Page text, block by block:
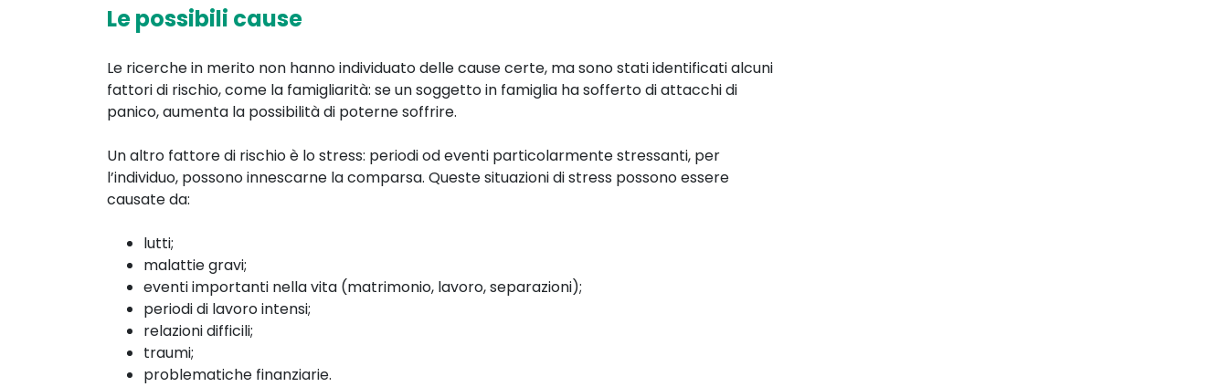
Le possibili cause
Le ricerche in merito non hanno individuato delle cause certe, ma sono stati identificati alcuni
fattori di rischio, come la famigliarità: se un soggetto in famiglia ha sofferto di attacchi di
panico, aumenta la possibilità di poterne soffrire.
Un altro fattore di rischio è lo stress: periodi od eventi particolarmente stressanti, per
l’individuo, possono innescarne la comparsa. Queste situazioni di stress possono essere
causate da:
lutti;
malattie gravi;
eventi importanti nella vita (matrimonio, lavoro, separazioni);
periodi di lavoro intensi;
relazioni difficili;
traumi;
problematiche finanziarie.